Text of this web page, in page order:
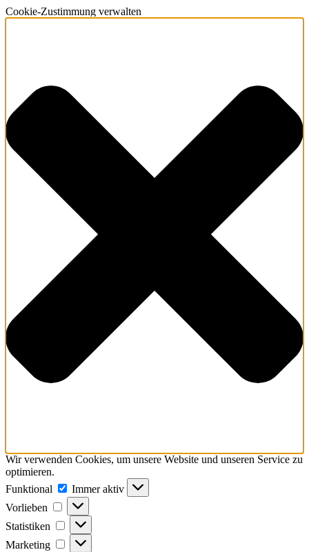
Cookie-Zustimmung verwalten
Wir verwenden Cookies, um unsere Website und unseren Service zu
optimieren.
Funktional
Funktional
Immer aktiv
Vorlieben
Vorlieben
Statistiken Statistiken
Marketing Marketing